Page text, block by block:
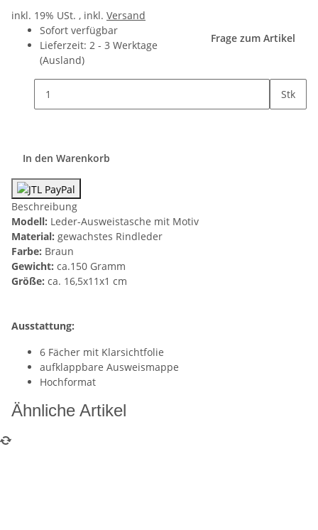
inkl. 19% USt. , inkl. Versand
Sofort verfügbar
Lieferzeit: 2 - 3 Werktage
(Ausland)
Frage zum Artikel
Stk
In den Warenkorb
Beschreibung
Modell: Leder-Ausweistasche mit Motiv
Material: gewachstes Rindleder
Farbe: Braun
Gewicht: ca.150 Gramm
Größe: ca. 16,5x11x1 cm
Ausstattung:
6 Fächer mit Klarsichtfolie
aufklappbare Ausweismappe
Hochformat
Ähnliche Artikel